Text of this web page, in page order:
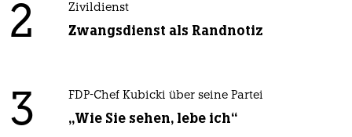
2 Zivildienst
Zwangsdienst als Randnotiz
3 FDP-Chef Kubicki über seine Partei
„Wie Sie sehen, lebe ich“